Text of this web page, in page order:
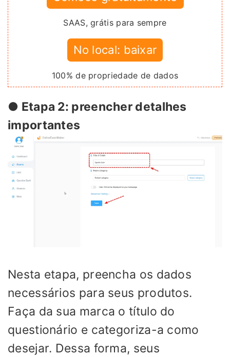
SAAS, grátis para sempre
No local: baixar
100% de propriedade de dados
● Etapa 2: preencher detalhes
importantes
Nesta etapa, preencha os dados
necessários para seus produtos.
Faça da sua marca o título do
questionário e categoriza-a como
desejar. Dessa forma, seus